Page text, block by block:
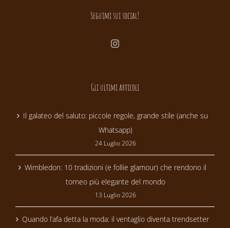
Seguimi sui social!
Gli ultimi articoli
Il galateo del saluto: piccole regole, grande stile (anche su
Whatsapp)
24 Luglio 2026
Wimbledon: 10 tradizioni (e follie glamour) che rendono il
torneo più elegante del mondo
13 Luglio 2026
Quando l’afa detta la moda: il ventaglio diventa trendsetter